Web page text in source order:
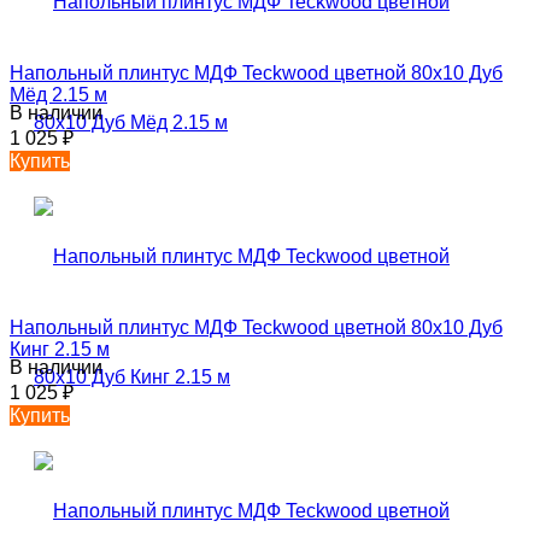
Напольный плинтус МДФ Teckwood цветной 80х10 Дуб
Мёд 2.15 м
В наличии
1 025₽
Купить
Напольный плинтус МДФ Teckwood цветной 80х10 Дуб
Кинг 2.15 м
В наличии
1 025₽
Купить